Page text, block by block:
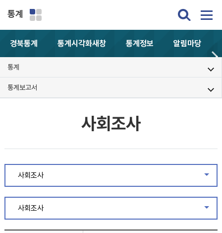
통계
경북통계 통계시각화새창 통계정보 알림마당
통계
통계보고서
사회조사
사회조사
사회조사